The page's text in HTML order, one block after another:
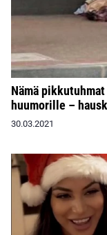
Nämä
huumorille –
30.03.2021